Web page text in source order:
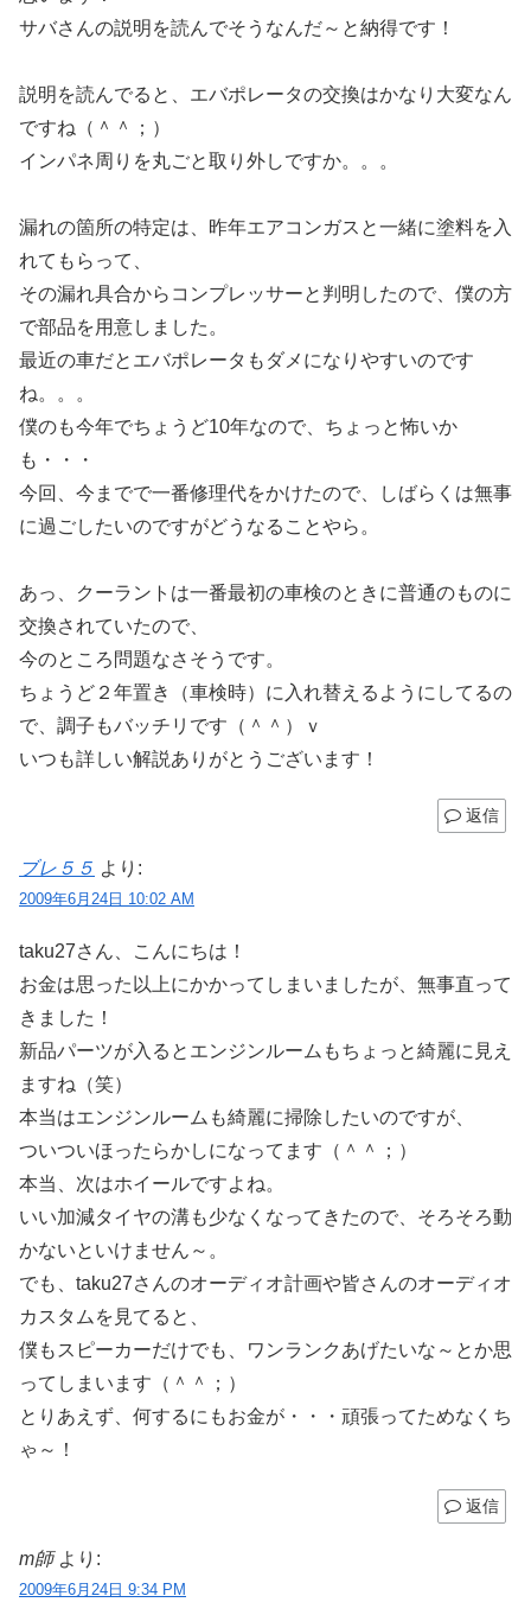
サバさんの説明を読んでそうなんだ～と納得です！
説明を読んでると、エバポレータの交換はかなり大変なん
ですね（＾＾；）
インパネ周りを丸ごと取り外しですか。。。
漏れの箇所の特定は、昨年エアコンガスと一緒に塗料を入
れてもらって、
その漏れ具合からコンプレッサーと判明したので、僕の方
で部品を用意しました。
最近の車だとエバポレータもダメになりやすいのです
ね。。。
僕のも今年でちょうど10年なので、ちょっと怖いか
も・・・
今回、今までで一番修理代をかけたので、しばらくは無事
に過ごしたいのですがどうなることやら。
あっ、クーラントは一番最初の車検のときに普通のものに
交換されていたので、
今のところ問題なさそうです。
ちょうど２年置き（車検時）に入れ替えるようにしてるの
で、調子もバッチリです（＾＾）ｖ
いつも詳しい解説ありがとうございます！
返信
ブレ５５ より:
2009年6月24日 10:02 AM
taku27さん、こんにちは！
お金は思った以上にかかってしまいましたが、無事直って
きました！
新品パーツが入るとエンジンルームもちょっと綺麗に見え
ますね（笑）
本当はエンジンルームも綺麗に掃除したいのですが、
ついついほったらかしになってます（＾＾；）
本当、次はホイールですよね。
いい加減タイヤの溝も少なくなってきたので、そろそろ動
かないといけません～。
でも、taku27さんのオーディオ計画や皆さんのオーディオ
カスタムを見てると、
僕もスピーカーだけでも、ワンランクあげたいな～とか思
ってしまいます（＾＾；）
とりあえず、何するにもお金が・・・頑張ってためなくち
ゃ～！
返信
m師 より:
2009年6月24日 9:34 PM